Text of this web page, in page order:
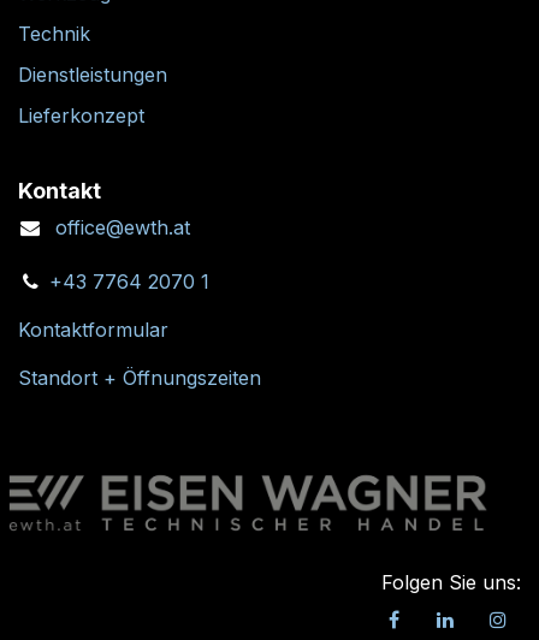
Technik
Dienstleistungen
Lieferkonzept
Kontakt
office@ewth.at
+43 7764 2070 1
Kontaktformular
Standort + Öffnungszeiten
Folgen Sie uns: